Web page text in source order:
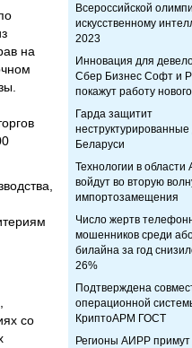
на
со
Всероссийской
искусственному
2023
Инновация для
Сбер Бизнес Софт и
покажут работу
Гарда защитит
Беларуси
Технологии в области
войдут во вторую
импортозамещения
Число жертв
мошенников среди
билайна за год
26%
Подтверждена
операционной
КриптоАРМ ГОСТ
Регионы АИРР примут